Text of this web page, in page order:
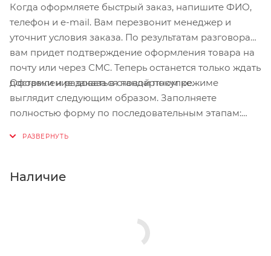
Когда оформляете быстрый заказ, напишите ФИО,
телефон и e-mail. Вам перезвонит менеджер и
уточнит условия заказа. По результатам разговора
вам придет подтверждение оформления товара на
почту или через СМС. Теперь останется только ждать
доставки и радоваться новой покупке.
Оформление заказа в стандартном режиме
выглядит следующим образом. Заполняете
полностью форму по последовательным этапам:
Нажмите кнопку «Оформить заказ».
Наличие